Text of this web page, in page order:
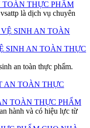
THỰC PHẨM
là dịch vụ chuyên
SINH AN TOÀN THỰC
an toàn thực phẩm.
TOÀN THỰC PHẨM
hành và có hiệu lực từ